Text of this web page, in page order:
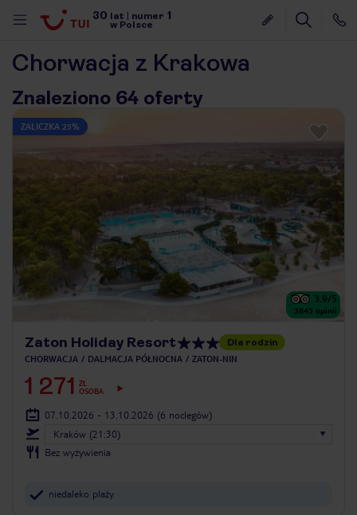
30 lat numer 1
w Polsce
Chorwacja z Krakowa
Znaleziono 64 oferty
ZALICZKA 25%
3.9/5
3845 opinii
Zaton Holiday Resort Dla rodzin
CHORWACJA DALMACJA PÓŁNOCNA ZATON-NIN
1 271
ZŁ
OSOBA
07.10.2026 - 13.10.2026 (6 noclegów)
Kraków (21:30)
Bez wyżywienia
niedaleko plaży